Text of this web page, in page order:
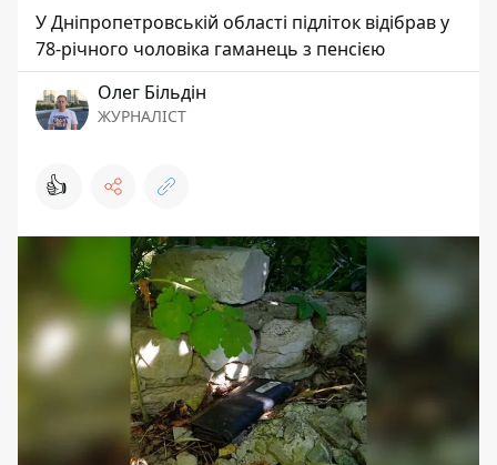
У Дніпропетровській області підліток відібрав у
78-річного чоловіка гаманець з пенсією
Олег Більдін
ЖУРНАЛІСТ
👍